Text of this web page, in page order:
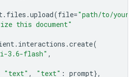
. files .upload(file="path/to/your/
this document"
. interactions .create(
3.6-flash" ,
"text" , "text" : prompt},